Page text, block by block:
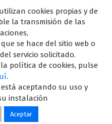
de Mediaset España
publicitario de sus siete
Cuatro, Factoría de Ficción,
así como de una amplia
medios y con una gran
de diferentes
TV Outdoor Digital.
cookies propias y de
la transmisión de las
se hace del sitio web o
servicio solicitado.
política de cookies, pulse
.
está aceptando su uso y
instalación
Aceptar